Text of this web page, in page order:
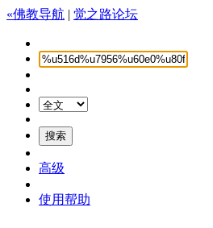
«佛教导航 | 觉之路论坛
高级
使用帮助